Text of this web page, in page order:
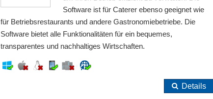
Software ist für Caterer ebenso geeignet wie
für Betriebsrestaurants und andere Gastronomiebetriebe. Die
Software bietet alle Funktionalitäten für ein bequemes,
transparentes und nachhaltiges Wirtschaften.
Details